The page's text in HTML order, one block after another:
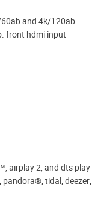
and 4k/120ab.
front hdmi input
airplay 2, and dts play-
tidal, deezer,